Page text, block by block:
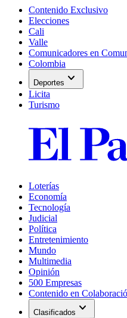
Contenido Exclusivo
Elecciones
Cali
Valle
Comunicadores en
Colombia
Deportes expand_more
Licita
Turismo
Loterías
Economía
Tecnología
Judicial
Política
Entretenimiento
Mundo
Multimedia
Opinión
500 Empresas
Contenido en
Clasificados expand_more